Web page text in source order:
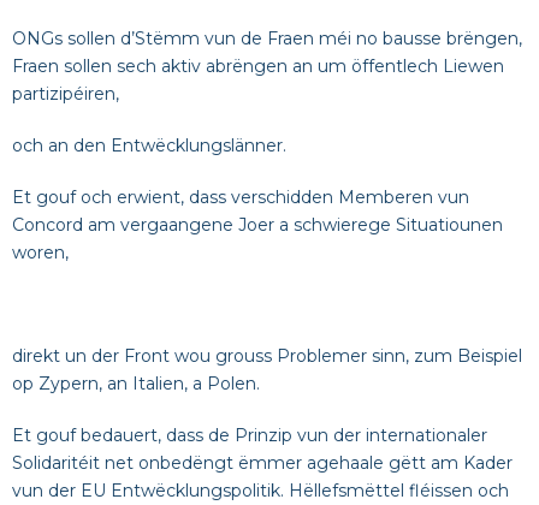
ONGs sollen d’Stëmm vun de Fraen méi no bausse brëngen,
Fraen sollen sech aktiv abrëngen an um öffentlech Liewen
partizipéiren,
och an den Entwëcklungslänner.
Et gouf och erwient, dass verschidden Memberen vun
Concord am vergaangene Joer a schwierege Situatiounen
woren,
direkt un der Front wou grouss Problemer sinn, zum Beispiel
op Zypern, an Italien, a Polen.
Et gouf bedauert, dass de Prinzip vun der internationaler
Solidaritéit net onbedëngt ëmmer agehaale gëtt am Kader
vun der EU Entwëcklungspolitik. Hëllefsmëttel fléissen och